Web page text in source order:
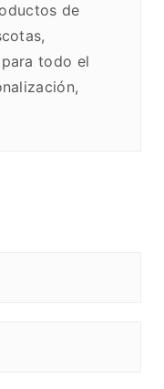
de
todo el